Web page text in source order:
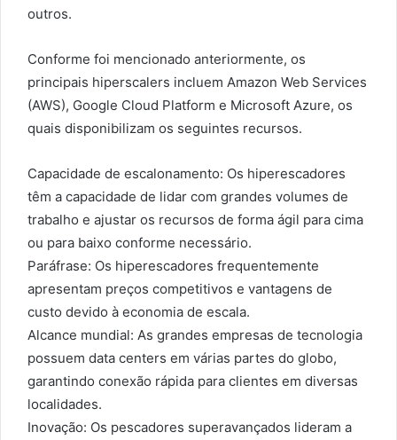
outros.
Conforme foi mencionado anteriormente, os
principais hiperscalers incluem Amazon Web Services
(AWS), Google Cloud Platform e Microsoft Azure, os
quais disponibilizam os seguintes recursos.
Capacidade de escalonamento: Os hiperescadores
têm a capacidade de lidar com grandes volumes de
trabalho e ajustar os recursos de forma ágil para cima
ou para baixo conforme necessário.
Paráfrase: Os hiperescadores frequentemente
apresentam preços competitivos e vantagens de
custo devido à economia de escala.
Alcance mundial: As grandes empresas de tecnologia
possuem data centers em várias partes do globo,
garantindo conexão rápida para clientes em diversas
localidades.
Inovação: Os pescadores superavançados lideram a